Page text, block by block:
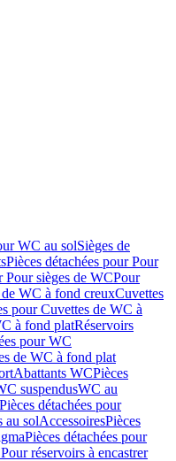
WC au solSièges de
Pièces détachées pour Pour
Pour sièges de WCPour
de WC à fond creuxCuvettes
pour Cuvettes de WC à
à fond platRéservoirs
pour WC
de WC à fond plat
Abattants WCPièces
suspendusWC au
Pièces détachées pour
au solAccessoiresPièces
Pièces détachées pour
réservoirs à encastrer